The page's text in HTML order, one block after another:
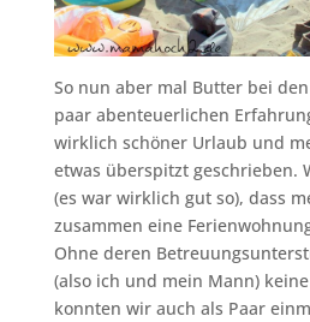
So nun aber mal Butter bei
paar abenteuerlichen
wirklich schöner Urlaub und
etwas überspitzt geschrieben.
(es war wirklich gut so), dass
zusammen eine
Ohne deren
(also ich und mein Mann)
konnten wir auch als Paar